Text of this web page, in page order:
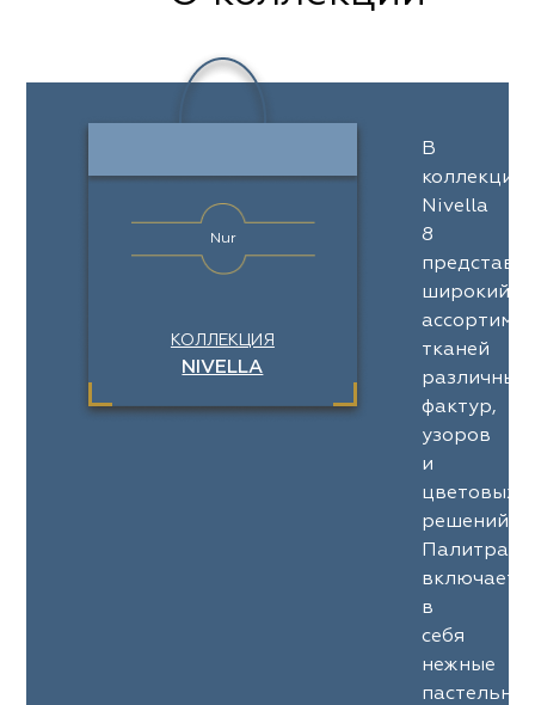
Nur
КОЛЛЕКЦИЯ
NIVELLA
В
коллекции
Nivella
8
широкий
тканей
различных
фактур,
узоров
и
цветовых
решений.
Палитра
включает
в
себя
нежные